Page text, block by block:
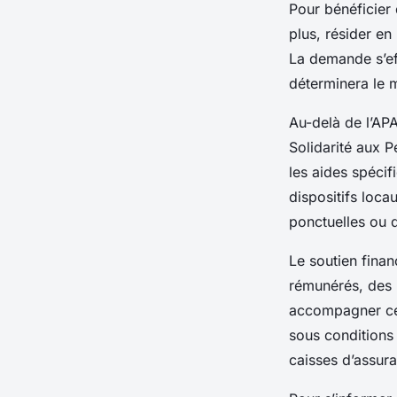
Pour bénéficier
plus, résider en
La demande
déterminera le
Au-delà de
Solidarité aux
les aides
dispositifs
ponctuelles ou
Le soutien
rémunérés,
accompagner
sous
caisses